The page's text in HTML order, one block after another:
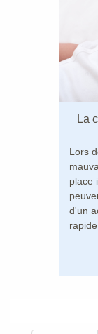
La
Lors
place
d'un
rapide